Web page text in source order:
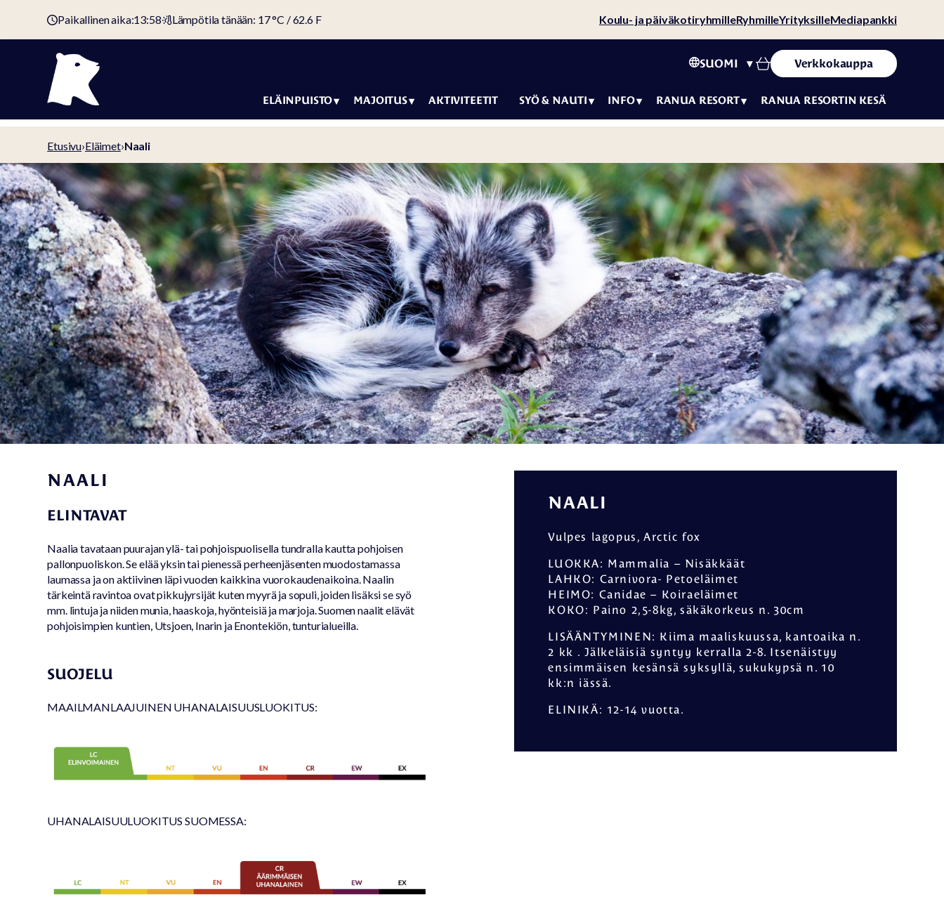
Paikallinen aika:13:58 Lämpötila tänään: 17 °C / 62.6 F Koulu- ja päiväkotiryhmilleRyhmilleYrityksilleMediapankki
SUOMI Verkkokauppa
ELÄINPUISTO
Eläinpuiston kartta
Pääsyliput ja
hinnat
Kotieläinpiha
Eläinten
hyvinvointi
Suojelutyö
Hoivaeläintoiminta
Varainhankintaa
elämyksellä
MAJOITUS
Majoitustarjoukset
Kolmen
elämyksen
camping-kierros
Arctic Igloos
Lomahuvilat
Camping
Eläinpuisto
Camping
Ranuanjärvi
AKTIVITEETIT SYÖ & NAUTI
Wild Arctic
Restaurant
INFO
Saavutettavuus
Taukopaikka
perheille
Vuodenajat
Ranualla
Ympäristötaideteos
Ainoa lajissaan
Jonne Jääkarhun
taidekilpailu
Usein kysytyt
kysymykset
RANUA RESORT
Ajankohtaista
Vastuullisuus
Tarinamme
Rekrytointi
Vaikuttajat
Varaus- ja
peruutusehdot
Palvelu- ja
lisämaksuhinnasto
RANUA RESORTIN KESÄ
Etusivu›Eläimet›Naali
NAALI
ELINTAVAT
Naalia tavataan puurajan ylä- tai pohjoispuolisella tundralla kautta pohjoisen
pallonpuoliskon. Se elää yksin tai pienessä perheenjäsenten muodostamassa
laumassa ja on aktiivinen läpi vuoden kaikkina vuorokaudenaikoina. Naalin
tärkeintä ravintoa ovat pikkujyrsijät kuten myyrä ja sopuli, joiden lisäksi se syö
mm. lintuja ja niiden munia, haaskoja, hyönteisiä ja marjoja. Suomen naalit elävät
pohjoisimpien kuntien, Utsjoen, Inarin ja Enontekiön, tunturialueilla.
SUOJELU
MAAILMANLAAJUINEN UHANALAISUUSLUOKITUS:
UHANALAISUULUOKITUS SUOMESSA:
NAALI
Vulpes lagopus, Arctic fox
LUOKKA: Mammalia – Nisäkkäät
LAHKO: Carnivora- Petoeläimet
HEIMO: Canidae – Koiraeläimet
KOKO: Paino 2,5-8kg, säkäkorkeus n. 30cm
LISÄÄNTYMINEN: Kiima maaliskuussa, kantoaika n.
2 kk . Jälkeläisiä syntyy kerralla 2-8. Itsenäistyy
ensimmäisen kesänsä syksyllä, sukukypsä n. 10
kk:n iässä.
ELINIKÄ: 12-14 vuotta.